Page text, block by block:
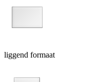
liggend formaat